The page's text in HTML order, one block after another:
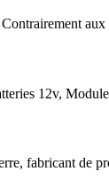
12v,
fabricant de